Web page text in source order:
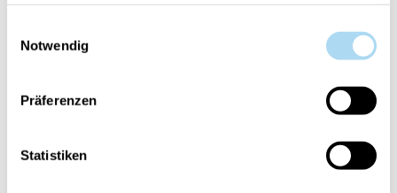
Notwendig
Präferenzen
Statistiken